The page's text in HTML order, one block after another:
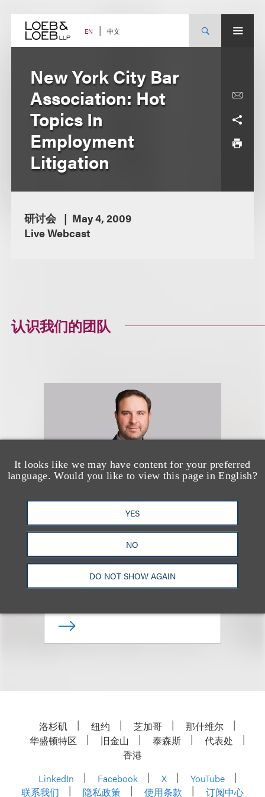
content EN 中文
It looks like we may have content for your preferred
language. Would you like to view this page in English?
YES
NO
DO NOT SHOW AGAIN
New York City Bar
Association: Hot
Topics In
Employment
Litigation
研讨会
May 4, 2009
Live Webcast
认识我们的团队
Mark J. Goldberg
合伙人
+1.212.407.4925
洛杉矶 纽约 芝加哥
那什维尔
华盛顿特区
旧金山 泰森斯
代表处
香港
LinkedIn
Facebook X
YouTube
联系我们
隐私政策 使用条款 订阅中心